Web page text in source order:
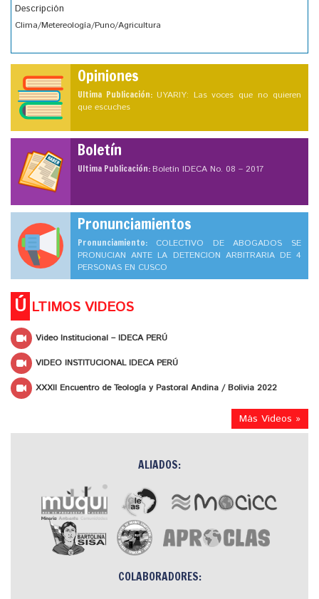
Descripción
Clima/Metereología/Puno/Agricultura
Opiniones
Ultima Publicación: UYARIY: Las voces que no quieren
que escuches
Boletín
Ultima Publicación:Boletín IDECA No. 08 – 2017
Pronunciamientos
Pronunciamiento: COLECTIVO DE ABOGADOS SE
PRONUCIAN ANTE LA DETENCION ARBITRARIA DE 4
PERSONAS EN CUSCO
Ú LTIMOS VIDEOS
Video Institucional – IDECA PERÚ
VIDEO INSTITUCIONAL IDECA PERÚ
XXXII Encuentro de Teología y Pastoral Andina / Bolivia 2022
Más Videos »
ALIADOS:
COLABORADORES: